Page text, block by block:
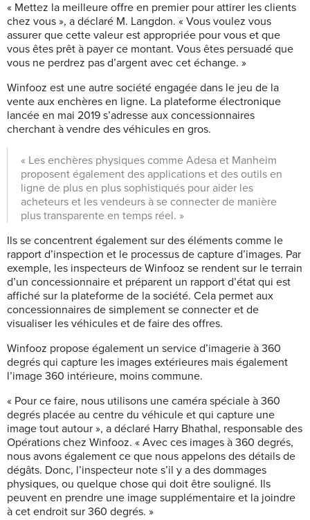
« Mettez la meilleure offre en premier pour attirer les clients
chez vous », a déclaré M. Langdon. « Vous voulez vous
assurer que cette valeur est appropriée pour vous et que
vous êtes prêt à payer ce montant. Vous êtes persuadé que
vous ne perdrez pas d’argent avec cet échange. »
Winfooz est une autre société engagée dans le jeu de la
vente aux enchères en ligne. La plateforme électronique
lancée en mai 2019 s’adresse aux concessionnaires
cherchant à vendre des véhicules en gros.
« Les enchères physiques comme Adesa et Manheim
proposent également des applications et des outils en
ligne de plus en plus sophistiqués pour aider les
acheteurs et les vendeurs à se connecter de manière
plus transparente en temps réel. »
Ils se concentrent également sur des éléments comme le
rapport d’inspection et le processus de capture d’images. Par
exemple, les inspecteurs de Winfooz se rendent sur le terrain
d’un concessionnaire et préparent un rapport d’état qui est
affiché sur la plateforme de la société. Cela permet aux
concessionnaires de simplement se connecter et de
visualiser les véhicules et de faire des offres.
Winfooz propose également un service d’imagerie à 360
degrés qui capture les images extérieures mais également
l’image 360 intérieure, moins commune.
« Pour ce faire, nous utilisons une caméra spéciale à 360
degrés placée au centre du véhicule et qui capture une
image tout autour », a déclaré Harry Bhathal, responsable des
Opérations chez Winfooz. « Avec ces images à 360 degrés,
nous avons également ce que nous appelons des détails de
dégâts. Donc, l’inspecteur note s’il y a des dommages
physiques, ou quelque chose qui doit être souligné. Ils
peuvent en prendre une image supplémentaire et la joindre
à cet endroit sur 360 degrés. »